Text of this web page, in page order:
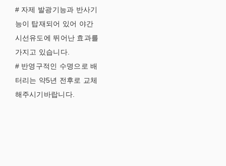
# 자제 발광기능과 반사기
능이 탑재되어 있어 야간
시선유도에 뛰어난 효과를
가지고 있습니다.
# 반영구적인 수명으로 배
터리는 약5년 전후로 교체
해주시기바랍니다.